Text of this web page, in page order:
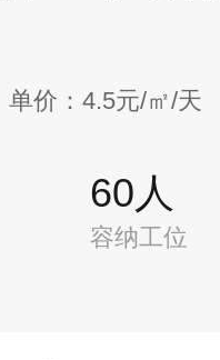
单价：4.5元/㎡/天
60人
容纳工位